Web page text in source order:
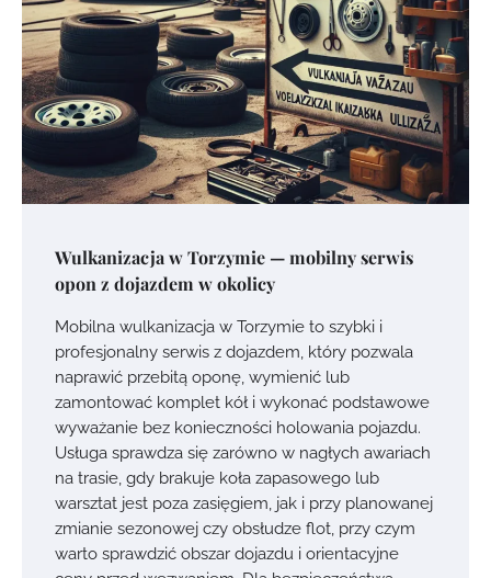
Wulkanizacja w Torzymie — mobilny serwis
opon z dojazdem w okolicy
Mobilna wulkanizacja w Torzymie to szybki i
profesjonalny serwis z dojazdem, który pozwala
naprawić przebitą oponę, wymienić lub
zamontować komplet kół i wykonać podstawowe
wyważanie bez konieczności holowania pojazdu.
Usługa sprawdza się zarówno w nagłych awariach
na trasie, gdy brakuje koła zapasowego lub
warsztat jest poza zasięgiem, jak i przy planowanej
zmianie sezonowej czy obsłudze flot, przy czym
warto sprawdzić obszar dojazdu i orientacyjne